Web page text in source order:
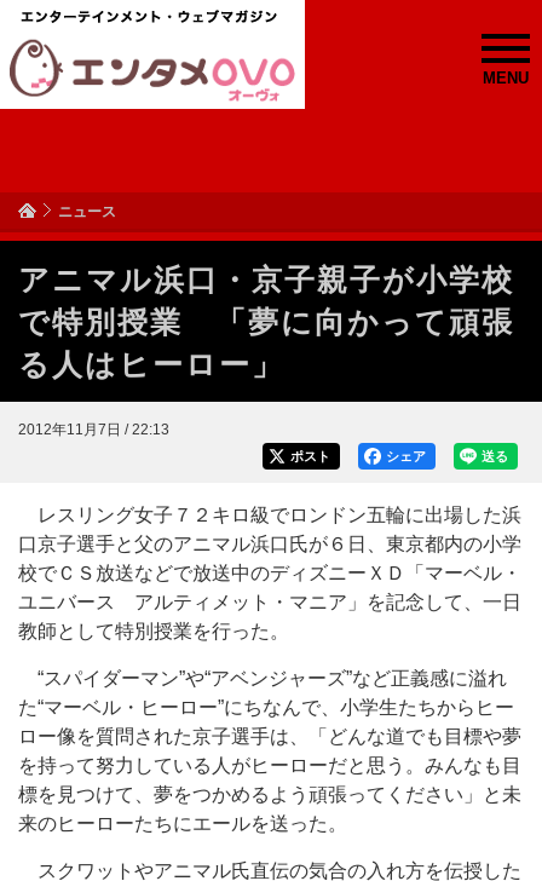
MENU
ニュース
アニマル浜口・京子親子が小学校
で特別授業 「夢に向かって頑張
る人はヒーロー」
2012年11月7日 / 22:13
送る
シェア
ポスト
レスリング女子７２キロ級でロンドン五輪に出場した浜
口京子選手と父のアニマル浜口氏が６日、東京都内の小学
校でＣＳ放送などで放送中のディズニーＸＤ「マーベル・
ユニバース アルティメット・マニア」を記念して、一日
教師として特別授業を行った。
“スパイダーマン”や“アベンジャーズ”など正義感に溢れ
た“マーベル・ヒーロー”にちなんで、小学生たちからヒー
ロー像を質問された京子選手は、「どんな道でも目標や夢
を持って努力している人がヒーローだと思う。みんなも目
標を見つけて、夢をつかめるよう頑張ってください」と未
来のヒーローたちにエールを送った。
スクワットやアニマル氏直伝の気合の入れ方を伝授した